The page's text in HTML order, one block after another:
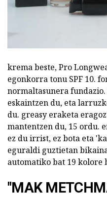
krema beste, Pro
egonkorra tonu SPF 10.
normaltasunera
eskaintzen du, eta
du. greasy eraketa
mantentzen du, 15 ordu.
ez du irrist, ez bota eta
eguraldi guztietan
automatiko bat 19 kolore
"MAK